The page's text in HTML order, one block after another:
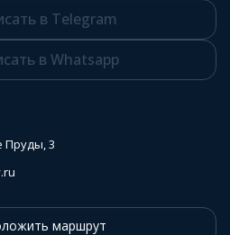
в Telegram
в Whatsapp
Пруды, 3
маршрут